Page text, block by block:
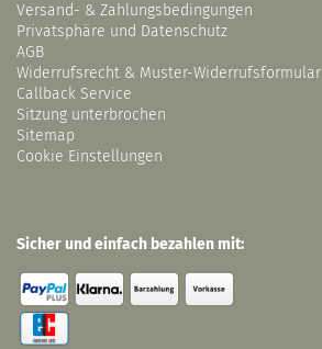
Versand- & Zahlungsbedingungen
Privatsphäre und Datenschutz
AGB
Widerrufsrecht & Muster-Widerrufsformular
Callback Service
Sitzung unterbrochen
Sitemap
Cookie Einstellungen
Sicher und einfach bezahlen mit: